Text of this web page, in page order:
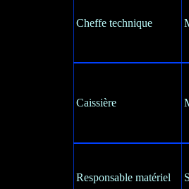
Cheffe technique
Caissière
Responsable matériel